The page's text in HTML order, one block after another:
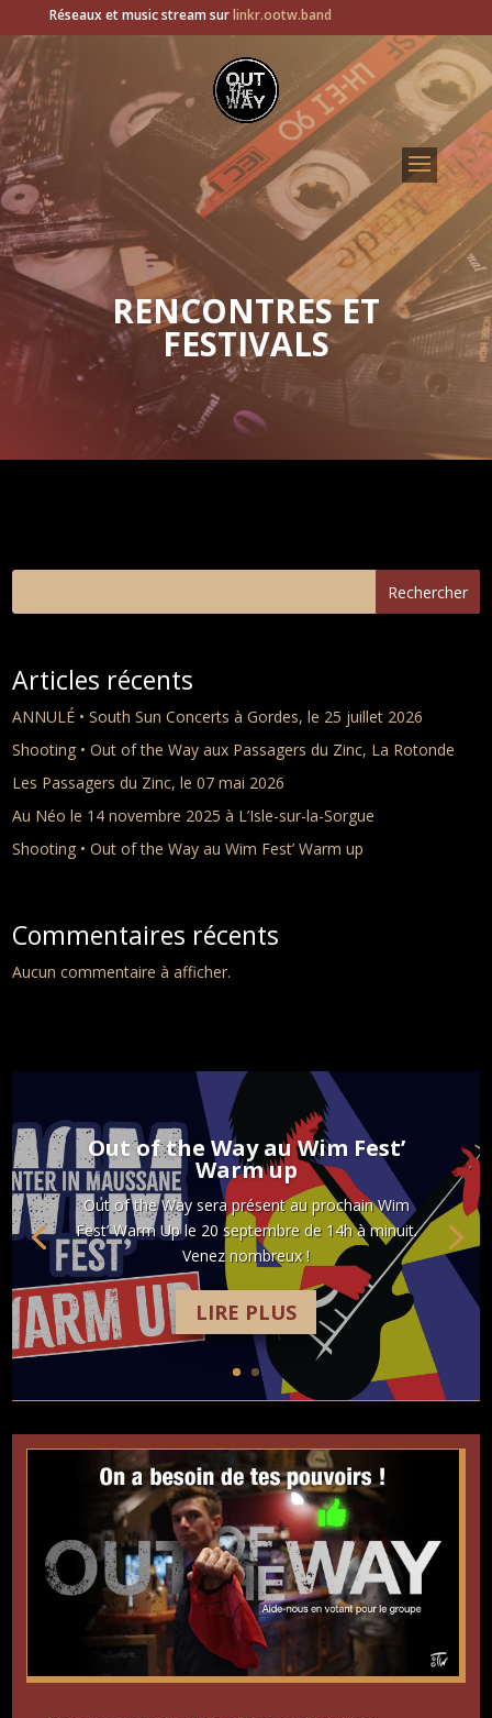
Réseaux et music stream surlinkr.ootw.band
RENCONTRES ET
FESTIVALS
Rechercher
Articles récents
ANNULÉ • South Sun Concerts à Gordes, le 25 juillet 2026
Shooting • Out of the Way aux Passagers du Zinc, La Rotonde
Les Passagers du Zinc, le 07 mai 2026
Au Néo le 14 novembre 2025 à L’Isle-sur-la-Sorgue
Shooting • Out of the Way au Wim Fest’ Warm up
Commentaires récents
Aucun commentaire à afficher.
Out of the Way au Wim Fest’
Warm up
Out of the Way sera présent au prochain Wim
Fest’ Warm Up le 20 septembre de 14h à minuit.
Venez nombreux !
LIRE PLUS